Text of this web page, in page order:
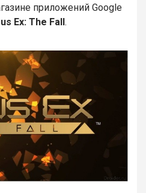
приложений Google
Ex: The Fall.